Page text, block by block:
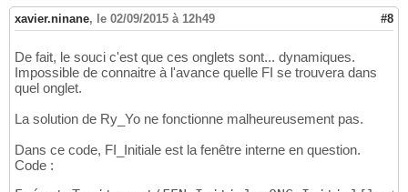
xavier.ninane, le 02/09/2015 à 12h49 #8
De fait, le souci c'est que ces onglets sont... dynamiques.
Impossible de connaitre à l'avance quelle FI se trouvera dans
quel onglet.
La solution de Ry_Yo ne fonctionne malheureusement pas.
Dans ce code, FI_Initiale est la fenêtre interne en question.
Code :